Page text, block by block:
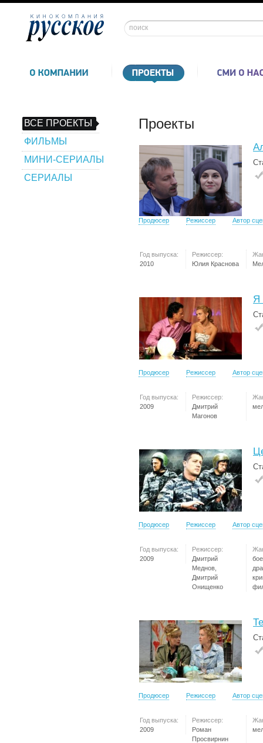
ВСЕ ПРОЕКТЫ
ФИЛЬМЫ
МИНИ-СЕРИАЛЫ
СЕРИАЛЫ
Проекты
Продюсер Режиссер Автор
Год выпуска:
2010
Режиссер:
Юлия Краснова
Я
Продюсер Режиссер Автор
Год выпуска:
2009
Режиссер:
Дмитрий
Магонов
Продюсер Режиссер Автор
Год выпуска:
2009
Режиссер:
Дмитрий
Меднов,
Дмитрий
Онищенко
Продюсер Режиссер Автор
Год выпуска:
2009
Режиссер:
Роман
Просвирнин